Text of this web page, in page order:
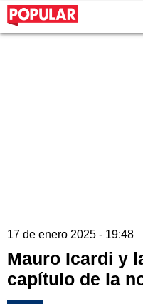
17 de enero 2025 - 19:48
Mauro Icardi y
capítulo de la